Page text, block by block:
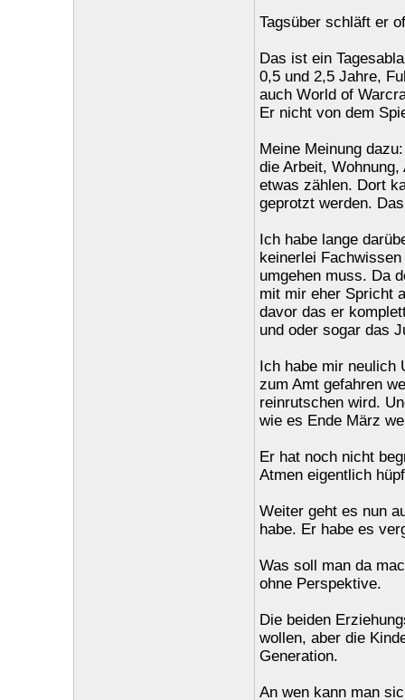
Tagsüber schläft er
Das ist ein
0,5 und 2,5 Jahre,
auch World of
Er nicht von dem
Meine Meinung
die Arbeit,
etwas zählen. Dort
geprotzt werden.
Ich habe lange
keinerlei
umgehen muss. Da
mit mir eher Spricht
davor das er
und oder sogar das
Ich habe mir neulich
zum Amt gefahren
reinrutschen wird.
wie es Ende März
Er hat noch nicht
Atmen eigentlich
Weiter geht es nun
habe. Er habe es
Was soll man da
ohne Perspektive.
Die beiden
wollen, aber die
Generation.
An wen kann man